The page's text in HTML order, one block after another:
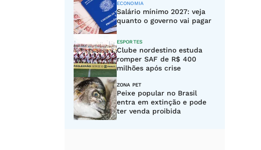
ECONOMIA
Salário mínimo 2027: veja
quanto o governo vai pagar
ESPORTES
Clube nordestino estuda
romper SAF de R$ 400
milhões após crise
ZONA PET
Peixe popular no Brasil
entra em extinção e pode
ter venda proibida